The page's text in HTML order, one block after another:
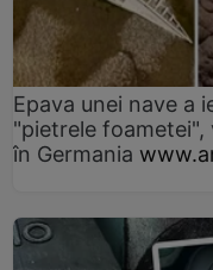
Epava unei nave a
"pietrele foametei",
în Germania